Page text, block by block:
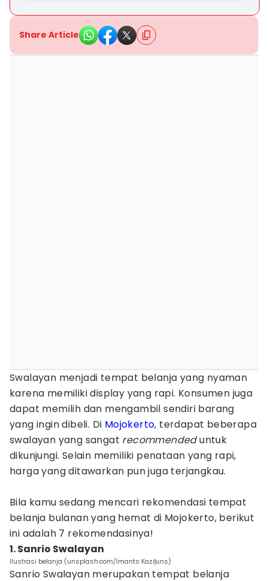
Share Article
Swalayan menjadi tempat belanja yang nyaman
karena memiliki display yang rapi. Konsumen juga
dapat memilih dan mengambil sendiri barang
yang ingin dibeli. Di Mojokerto, terdapat beberapa
swalayan yang sangat recommendeduntuk
dikunjungi. Selain memiliki penataan yang rapi,
harga yang ditawarkan pun juga terjangkau.
Bila kamu sedang mencari rekomendasi tempat
belanja bulanan yang hemat di Mojokerto, berikut
ini adalah 7 rekomendasinya!
1. Sanrio Swalayan
Ilustrasi belanja (unsplash.com/Imants Kaziļuns)
Sanrio Swalayan merupakan tempat belanja